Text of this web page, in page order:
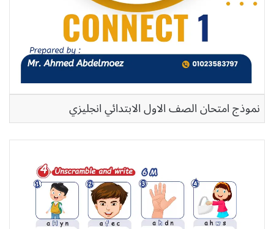
نموذج امتحان الصف الاول الابتدائي انجليزي